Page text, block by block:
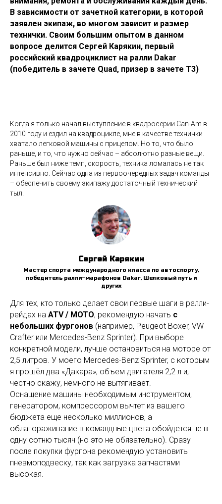
В зависимости от зачетной категории, в которой
заявлен экипаж, во многом зависит и размер
технички. Своим большим опытом в данном
вопросе делится Сергей Карякин, первый
российский квадроциклист на ралли Dakar
(победитель в зачете Quad, призер в зачете Т3)
Когда я только начал выступление в квадросерии Can-Am в
2010 году и ездил на квадроцикле, мне в качестве технички
хватало легковой машины с прицепом. Но то, что было
раньше, и то, что нужно сейчас – абсолютно разные вещи.
Раньше был ниже темп, скорость, техника ломалась не так
интенсивно. Сейчас одна из первоочередных задач команды
– обеспечить своему экипажу достаточный технический
тыл.
Сергей Карякин
Мастер спорта международного класса по автоспорту,
победитель ралли-марафонов Dakar, Шелковый путь и
других
Для тех, кто только делает свои первые шаги в ралли-
рейдах на ATV / МОТО, рекомендую начать с
небольших фургонов (например, Peugeot Boxer, VW
Crafter или Mercedes-Benz Sprinter). При выборе
конкретной модели, лучше остановиться на моторе от
2,5 литров. У моего Mercedes-Benz Sprinter, с которым
я прошёл два «Дакара», объем двигателя 2,2 л и,
честно скажу, немного не вытягивает.
Оснащение машины необходимым инструментом,
генератором, компрессором вычтет из вашего
бюджета еще несколько миллионов, а
облагораживание в командные цвета обойдется не в
одну сотню тысяч (но это не обязательно). Сразу
после покупки фургона рекомендую установить
пневмоподвеску, так как загрузка запчастями
высокая.